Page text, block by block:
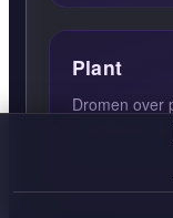
Plant
Dromen over planten Algemene
specifieke betekenissen
kunnen op
elk scenario